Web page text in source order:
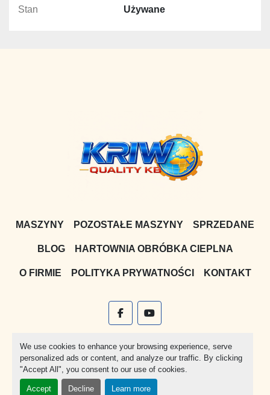
We use cookies to enhance your browsing experience, serve
personalized ads or content, and analyze our traffic. By clicking
"Accept All", you consent to our use of cookies.
Accept Decline Learn more
Stan Używane
MASZYNY POZOSTAŁE MASZYNY SPRZEDANE
BLOG HARTOWNIA OBRÓBKA CIEPLNA
O FIRMIE POLITYKA PRYWATNOŚCI KONTAKT
facebookyoutube
Witryna Machinio System stworzona przez
Manage Cookies